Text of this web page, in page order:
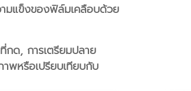
มแข็งของฟิล์มเคลือบด้วย
ด, การเตรียมปลาย
พหรือเปรียบเทียบกับ